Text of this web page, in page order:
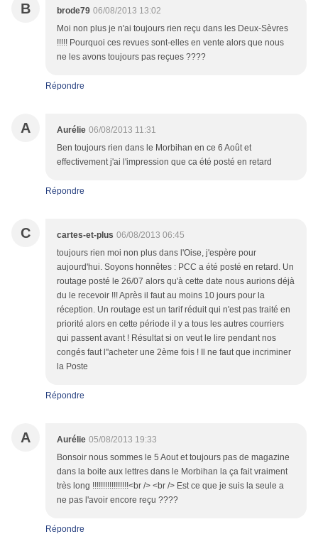
B brode79 06/08/2013 13:02
Moi non plus je n'ai toujours rien reçu dans les Deux-Sèvres
!!!!! Pourquoi ces revues sont-elles en vente alors que nous
ne les avons toujours pas reçues ????
Répondre
A Aurélie 06/08/2013 11:31
Ben toujours rien dans le Morbihan en ce 6 Août et
effectivement j'ai l'impression que ca été posté en retard
Répondre
C cartes-et-plus 06/08/2013 06:45
toujours rien moi non plus dans l'Oise, j'espère pour
aujourd'hui. Soyons honnêtes : PCC a été posté en retard. Un
routage posté le 26/07 alors qu'à cette date nous aurions déjà
du le recevoir !!! Après il faut au moins 10 jours pour la
réception. Un routage est un tarif réduit qui n'est pas traité en
priorité alors en cette période il y a tous les autres courriers
qui passent avant ! Résultat si on veut le lire pendant nos
congés faut l''acheter une 2ème fois ! Il ne faut que incriminer
la Poste
Répondre
A Aurélie 05/08/2013 19:33
Bonsoir nous sommes le 5 Aout et toujours pas de magazine
dans la boite aux lettres dans le Morbihan la ça fait vraiment
très long !!!!!!!!!!!!!!!!!<br /> <br /> Est ce que je suis la seule a
ne pas l'avoir encore reçu ????
Répondre